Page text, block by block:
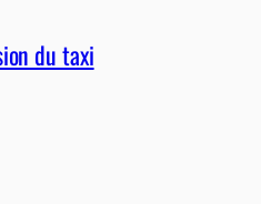
du taxi